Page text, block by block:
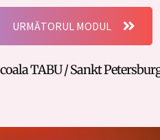
URMĂTORUL MODUL
TABU / Sankt